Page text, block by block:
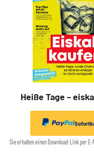
Heiße Tage –
Sie erhalten einen Download-Link per